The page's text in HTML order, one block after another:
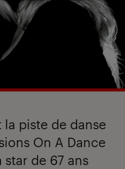
piste de danse
On A Dance
star de 67 ans